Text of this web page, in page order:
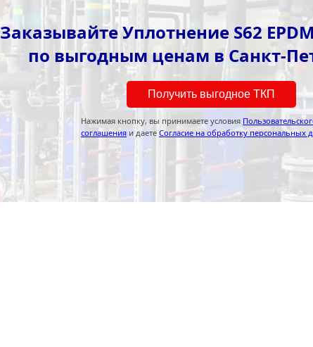
Заказывайте Уплотнение S62
по выгодным ценам в Санкт-
Получить выгодное ТКП
Нажимая кнопку, вы принимаете условия
соглашения и даете Согласие на обработку персональных